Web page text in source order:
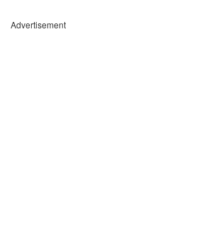
Advertisement